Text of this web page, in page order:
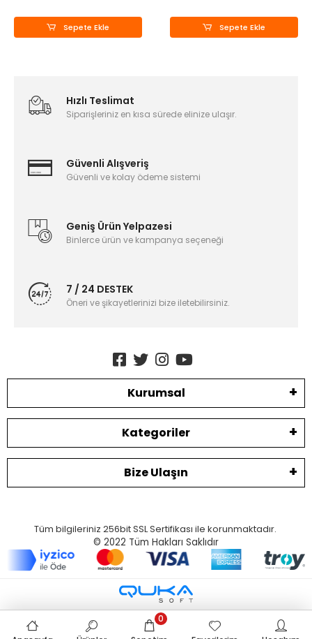
Sepete Ekle Sepete Ekle
Hızlı Teslimat
Siparişleriniz en kısa sürede elinize ulaşır.
Güvenli Alışveriş
Güvenli ve kolay ödeme sistemi
Geniş Ürün Yelpazesi
Binlerce ürün ve kampanya seçeneği
7 / 24 DESTEK
Öneri ve şikayetlerinizi bize iletebilirsiniz.
Kurumsal
Kategoriler
Bize Ulaşın
Tüm bilgileriniz 256bit SSL Sertifikası ile korunmaktadır.
© 2022 Tüm Hakları Saklıdır
0